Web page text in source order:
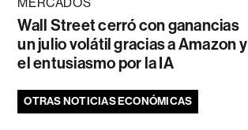
Wall Street cerró con ganancias
un julio volátil gracias a Amazon y
el entusiasmo por la IA
OTRAS NOTICIAS ECONÓMICAS